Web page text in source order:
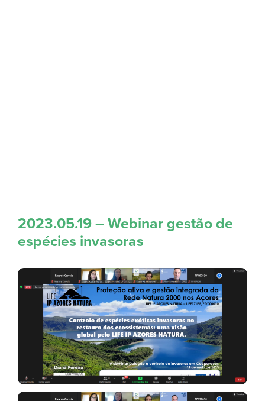
2023.05.19 – Webinar gestão de
espécies invasoras